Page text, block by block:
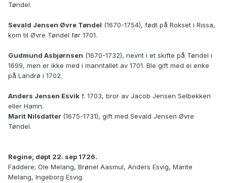
Tøndel.
Sevald Jensen Øvre Tøndel (1670-1754), født på Rokset i Rissa,
kom til Øvre Tøndel før 1701.
Gudmund Asbjørnsen (1670-1732), nevnt i et skifte på Tøndel i
1699, men er ikke med i manntallet av 1701. Ble gift med ei enke
på Landrø i 1702.
Anders Jensen Esvik f. 1703, bror av Jacob Jensen Selbekken
eller Hamn.
Marit Nilsdatter (1675-1731), gift med Sevald Jensen Øvre
Tøndel.
Regine, døpt 22. sep 1726.
Faddere; Ole Melang, Brønel Aasmul, Anders Esvig, Marite
Melang, Ingeborg Esvig.